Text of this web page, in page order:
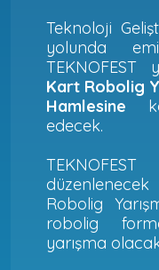
Teknoloji
yolunda
TEKNOFEST
Kart Robolig
Hamlesine
edecek.
TEKNOFEST
Robolig
robolig
yarışma